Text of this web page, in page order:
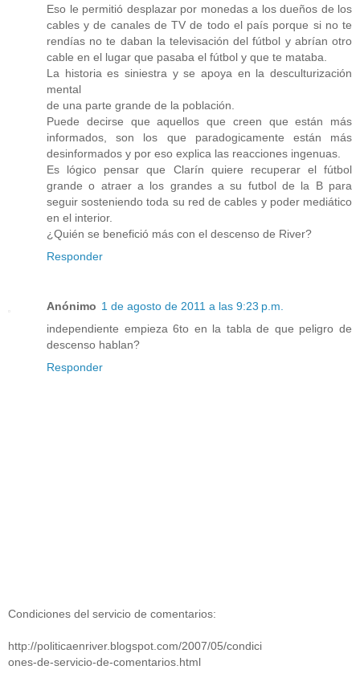
Eso le permitió desplazar por monedas a los dueños de los
cables y de canales de TV de todo el país porque si no te
rendías no te daban la televisación del fútbol y abrían otro
cable en el lugar que pasaba el fútbol y que te mataba.
La historia es siniestra y se apoya en la desculturización
mental
de una parte grande de la población.
Puede decirse que aquellos que creen que están más
informados, son los que paradogicamente están más
desinformados y por eso explica las reacciones ingenuas.
Es lógico pensar que Clarín quiere recuperar el fútbol
grande o atraer a los grandes a su futbol de la B para
seguir sosteniendo toda su red de cables y poder mediático
en el interior.
¿Quién se benefició más con el descenso de River?
Responder
Anónimo 1 de agosto de 2011 a las 9:23 p.m.
independiente empieza 6to en la tabla de que peligro de
descenso hablan?
Responder
Condiciones del servicio de comentarios:
http://politicaenriver.blogspot.com/2007/05/condici
ones-de-servicio-de-comentarios.html